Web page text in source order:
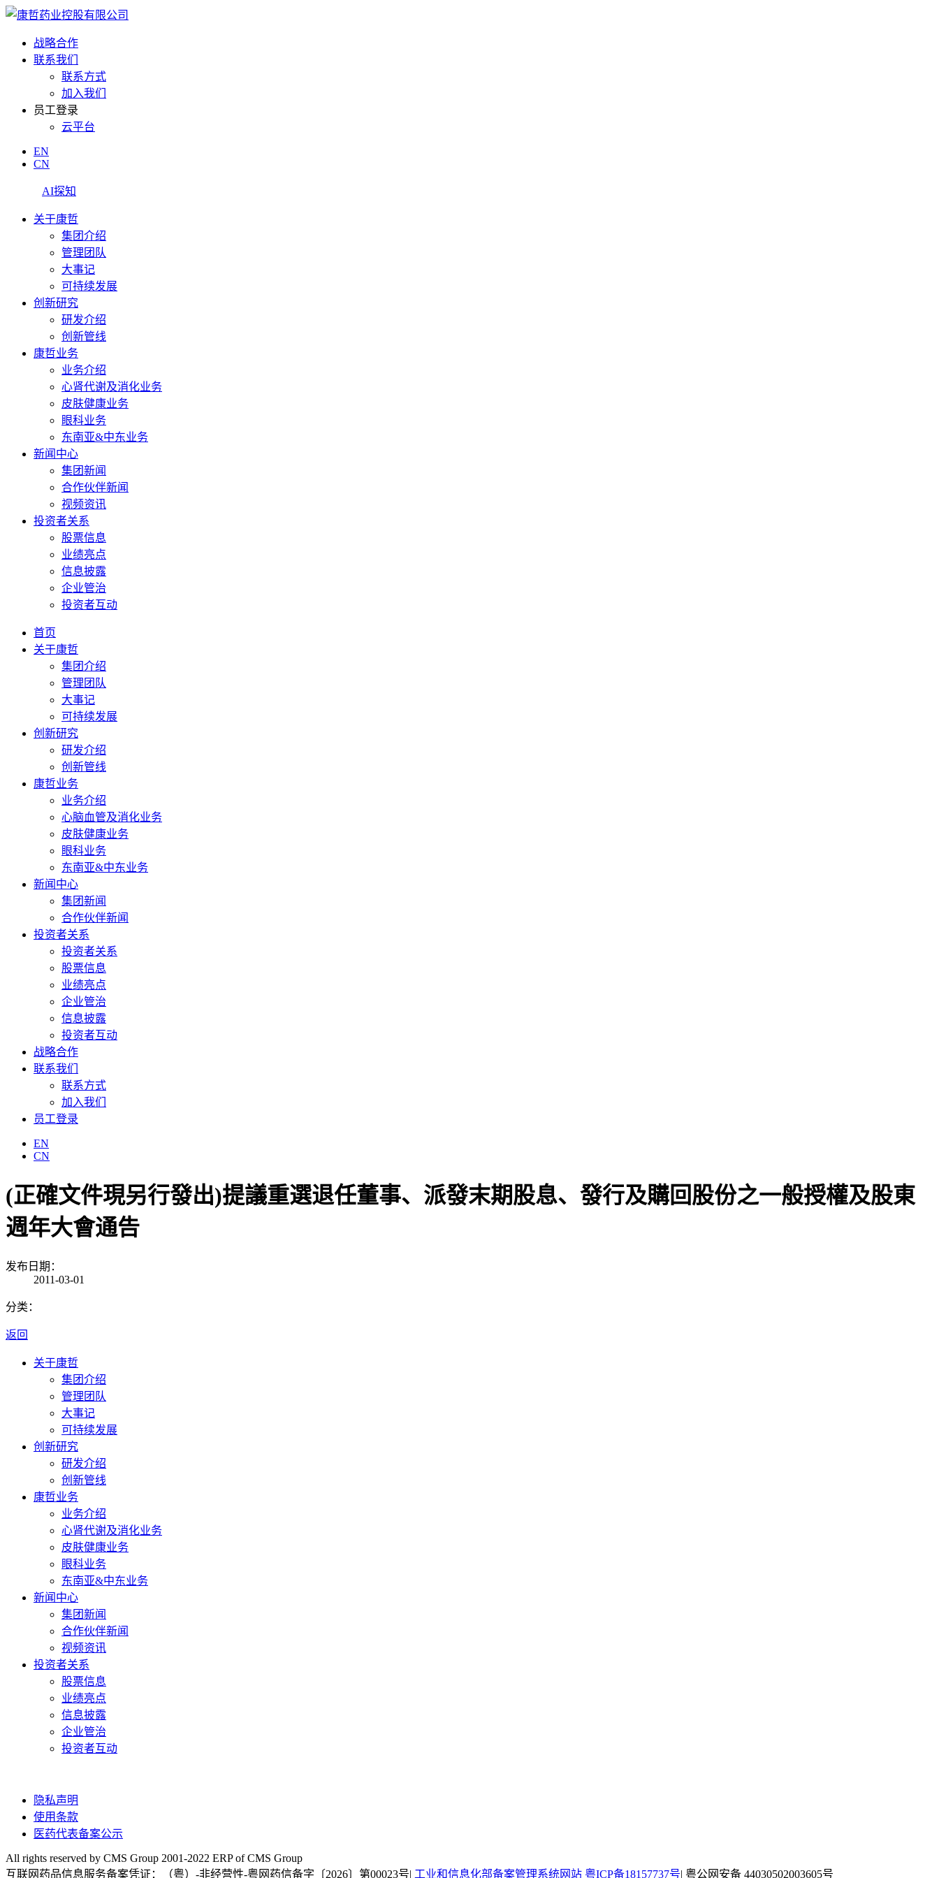
战略合作
联系我们
联系方式
加入我们
员工登录
云平台
EN
CN
AI探知
关于康哲
集团介绍
管理团队
大事记
可持续发展
创新研究
研发介绍
创新管线
康哲业务
业务介绍
心肾代谢及消化业务
皮肤健康业务
眼科业务
东南亚&中东业务
新闻中心
集团新闻
合作伙伴新闻
视频资讯
投资者关系
股票信息
业绩亮点
信息披露
企业管治
投资者互动
首页
关于康哲
集团介绍
管理团队
大事记
可持续发展
创新研究
研发介绍
创新管线
康哲业务
业务介绍
心脑血管及消化业务
皮肤健康业务
眼科业务
东南亚&中东业务
新闻中心
集团新闻
合作伙伴新闻
投资者关系
投资者关系
股票信息
业绩亮点
企业管治
信息披露
投资者互动
战略合作
联系我们
联系方式
加入我们
员工登录
EN
CN
(正確文件現另行發出)提議重選退任董事、派發末期股息、發行及購回股份之一般授權及股東
週年大會通告
发布日期：
2011-03-01
分类：
返回
关于康哲
集团介绍
管理团队
大事记
可持续发展
创新研究
研发介绍
创新管线
康哲业务
业务介绍
心肾代谢及消化业务
皮肤健康业务
眼科业务
东南亚&中东业务
新闻中心
集团新闻
合作伙伴新闻
视频资讯
投资者关系
股票信息
业绩亮点
信息披露
企业管治
投资者互动
隐私声明
使用条款
医药代表备案公示
All rights reserved by CMS Group 2001-2022 ERP of CMS Group
互联网药品信息服务备案凭证：（粤）-非经营性-粤网药信备字〔2026〕第00023号| 工业和信息化部备案管理系统网站 粤ICP备18157737号| 粤公网安备 44030502003605号